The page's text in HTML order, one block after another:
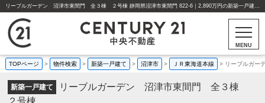
リーブルガーデン 沼津市東間門 全３棟 ２号棟 静岡県沼津市東間門 822-6｜2,890万円の新築一戸建て｜分譲住宅や新築物件｜センチュリー21中央不動産
MENU
TOPページ > 物件検索 > 新築一戸建て > 沼津市 > ＪＲ東海道本線 > リーブルガ
新築一戸建て
リーブルガーデン 沼津市東間門 全３棟